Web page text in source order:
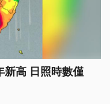
新高 日照時數僅